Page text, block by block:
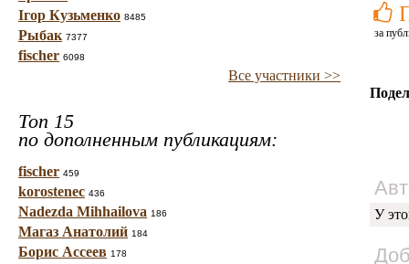
Ігор Кузьменко 8485
Рыбак 7377
fischer 6098
Все участники >>
Топ 15
по дополненным публикациям:
fischer 459
korostenec 436
Nadezda Mihhailova 186
Магаз Анатолий 184
Борис Ассеев 178
за
У